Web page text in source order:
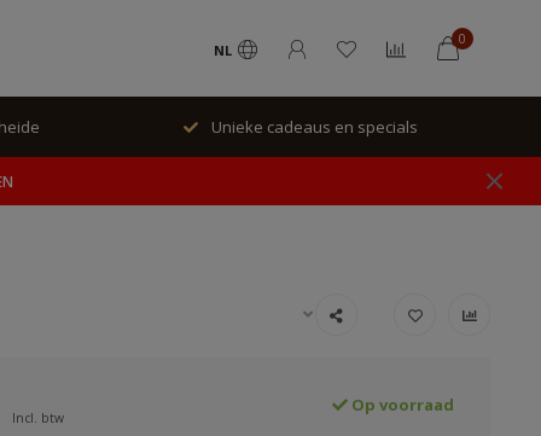
NL
0
Unieke cadeaus en specials
Incl. btw
Op voorraad